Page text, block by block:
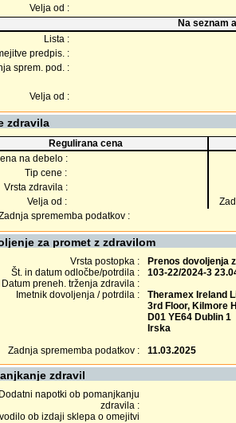
Velja od :
Na seznam
Lista :
predpis. :
sprem. pod. :
Velja od :
Regulirana cena
na debelo :
Tip cene :
Vrsta zdravila :
Velja od :
sprememba podatkov :
za promet z zdravilom
Vrsta postopka :
Prenos dovoljenja
Št. in datum odločbe/potrdila :
103-22/2024-3
Datum preneh. trženja zdravila :
Imetnik dovoljenja / potrdila :
Theramex Ireland
3rd Floor, Kilmore
D01 YE64 Dublin 1
Irska
Zadnja sprememba podatkov :
11.03.2025
zdravil
Dodatni napotki ob pomanjkanju
zdravila :
ob izdaji sklepa o omejitvi